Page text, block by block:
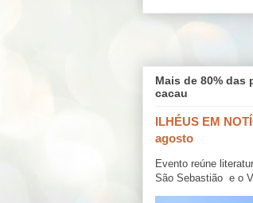
Mais de 80%
cacau
ILHÉUS EM
agosto
Evento reúne
São Sebastião e o